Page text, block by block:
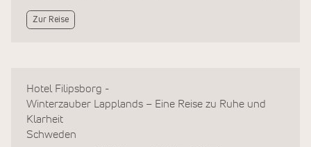
Zur Reise
Hotel Filipsborg -
Winterzauber Lapplands – Eine Reise zu Ruhe und
Klarheit
Schweden